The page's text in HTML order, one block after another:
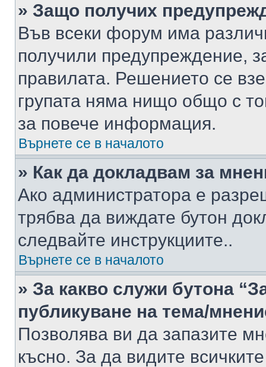
» Защо получих
Във всеки форум има
получили предупреждение,
правилата. Решението се
групата няма нищо общо с
за повече информация.
Върнете се в началото
» Как да докладвам за
Ако администратора е
трябва да виждате бутон
следвайте инструкциите..
Върнете се в началото
» За какво служи бутона
публикуване на тема/
Позволява ви да запазите
късно. За да видите